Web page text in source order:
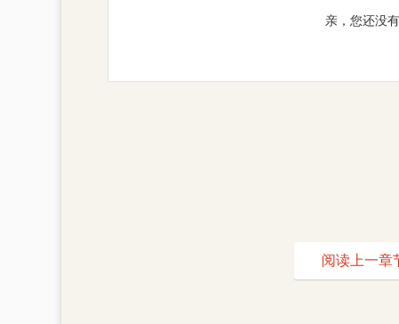
亲，您还没
阅读上一章